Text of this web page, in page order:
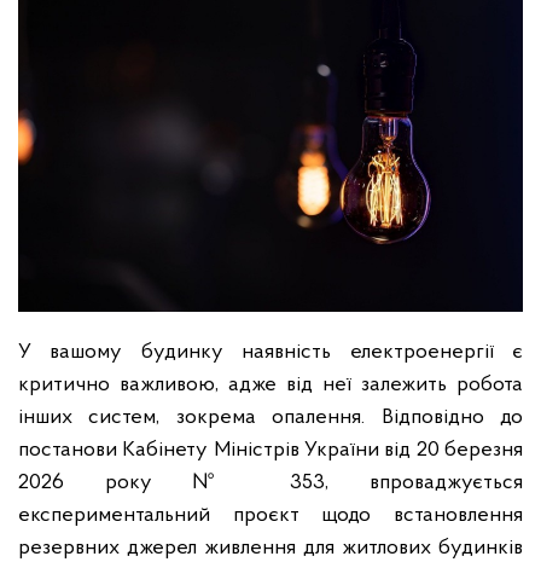
У вашому будинку наявність електроенергії є
критично важливою, адже від неї залежить робота
інших систем, зокрема опалення. Відповідно до
постанови Кабінету Міністрів України від 20 березня
2026 року № 353, впроваджується
експериментальний проєкт щодо встановлення
резервних джерел живлення для житлових будинків